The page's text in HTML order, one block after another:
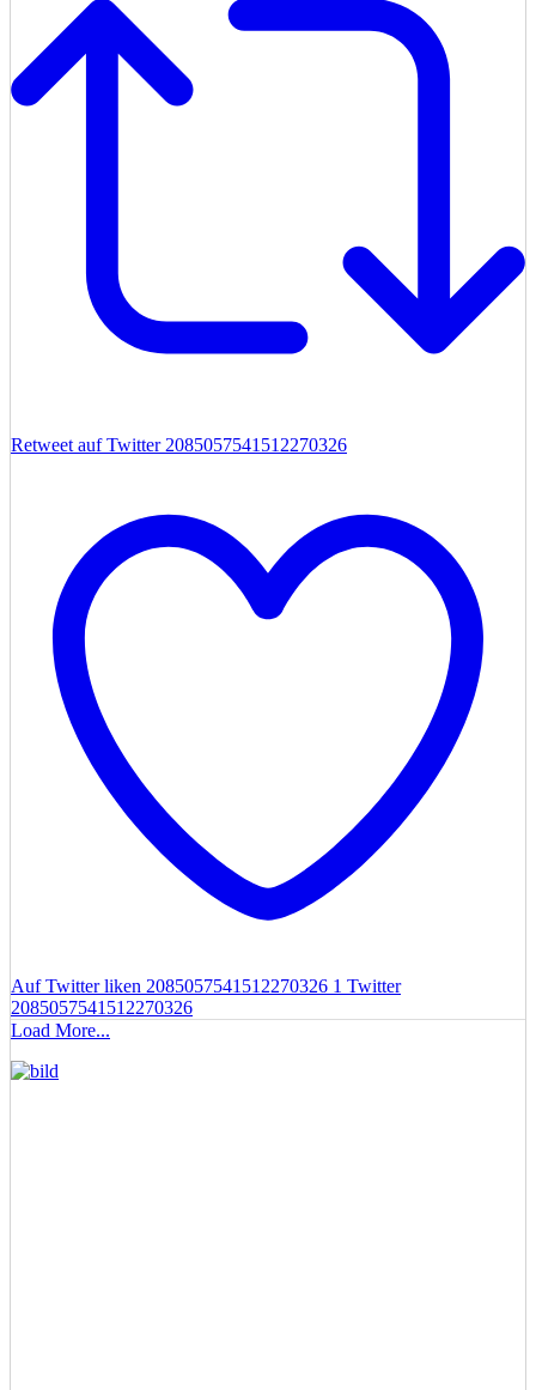
Retweet auf Twitter 2085057541512270326
Auf Twitter liken 2085057541512270326 1 Twitter
2085057541512270326
Load More...